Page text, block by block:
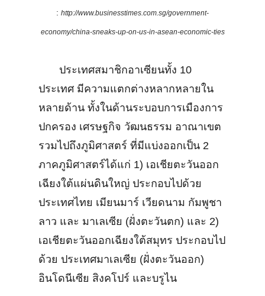
: http://www.businesstimes.com.sg/government-
economy/china-sneaks-up-on-us-in-asean-economic-ties
ประเทศสมาชิกอาเซียนทั้ง 10
ประเทศ มีความแตกต่างหลากหลายใน
หลายด้าน ทั้งในด้านระบอบการเมืองการ
ปกครอง เศรษฐกิจ วัฒนธรรม อาณาเขต
รวมไปถึงภูมิศาสตร์ ที่มีแบ่งออกเป็น 2
ภาคภูมิศาสตร์ได้แก่ 1) เอเชียตะวันออก
เฉียงใต้แผ่นดินใหญ่ ประกอบไปด้วย
ประเทศไทย เมียนมาร์ เวียดนาม กัมพูชา
ลาว และ มาเลเซีย (ฝั่งตะวันตก) และ 2)
เอเชียตะวันออกเฉียงใต้สมุทร ประกอบไป
ด้วย ประเทศมาเลเซีย (ฝั่งตะวันออก)
อินโดนีเซีย สิงคโปร์ และบรูไน